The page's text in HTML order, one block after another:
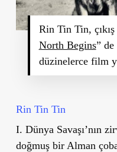
Rin Tin Tin,
North Begins”
düzinelerce film
Rin Tin Tin
I. Dünya Savaşı’nın
doğmuş bir Alman